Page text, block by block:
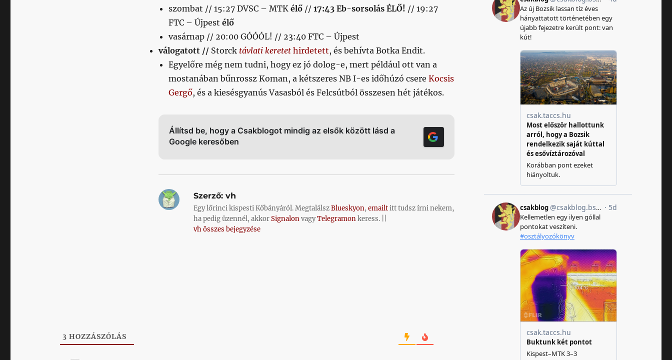
szombat // 15:27 DVSC – MTK élő// 17:43 Eb-sorsolás ÉLŐ! // 19:27
FTC – Újpest élő
vasárnap // 20:00 GÓÓÓL! // 23:40 FTC – Újpest
válogatott // Storck távlati keretethirdetett, és behívta Botka Endit.
Egyelőre még nem tudni, hogy ez jó dolog-e, mert például ott van a
mostanában bűnrossz Koman, a kétszeres NB I-es időhúzó csere Kocsis
Gergő, és a kiesésgyanús Vasasból és Felcsútból összesen hét játékos.
Állítsd be, hogy a Csakblogot mindig az elsők között lásd a
Google keresőben
Szerző:vh
Egy lőrinci kispesti Kőbányáról. MegtalálszBlueskyon,emailtitt tudsz írni nekem,
ha pedig üzennél, akkorSignalonvagyTelegramonkeress. ||
vh összes bejegyzése
3 HOZZÁSZÓLÁS